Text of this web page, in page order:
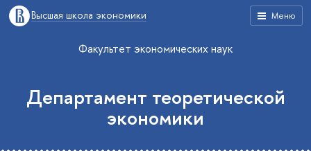
Меню
Высшая школа экономики
Факультет экономических наук
Департамент теоретической
экономики